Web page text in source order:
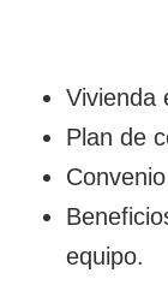
Vivienda
Plan de
equipo.